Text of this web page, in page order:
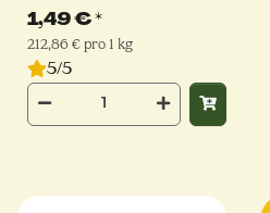
1,49 €*
212,86 € pro 1 kg
5/5